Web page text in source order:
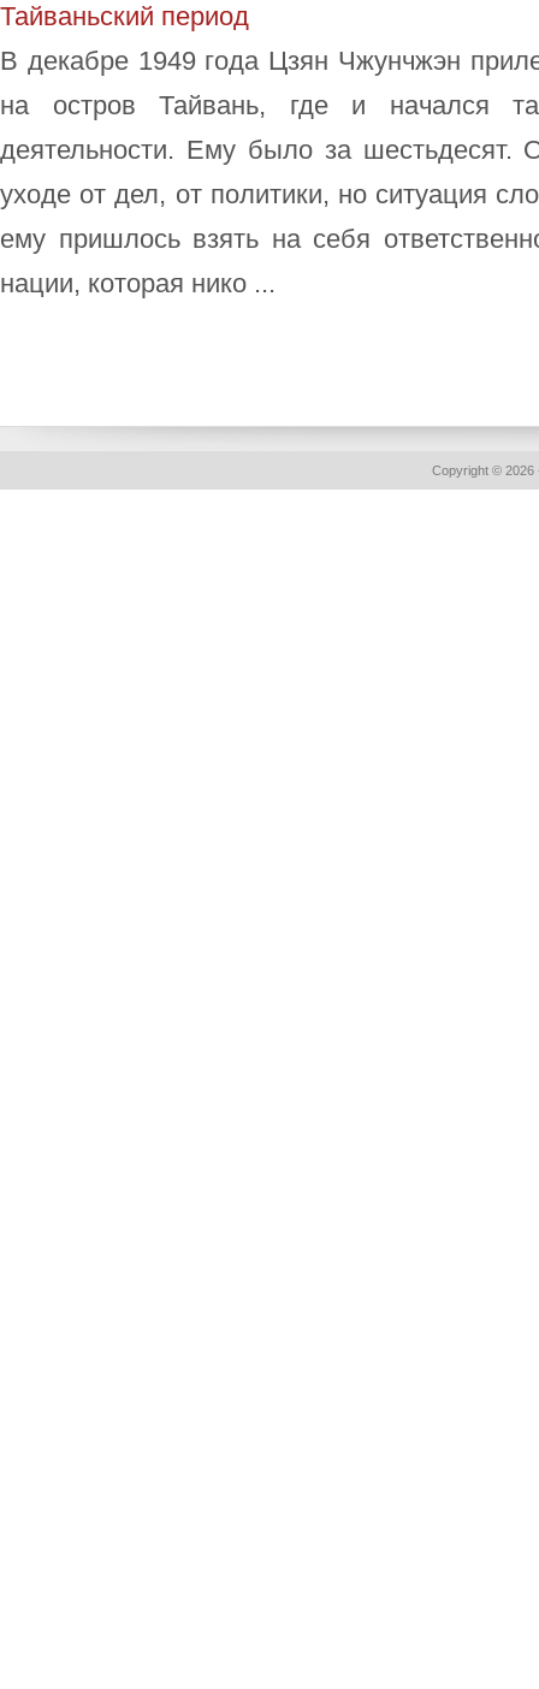
Тайваньский период
В декабре 1949 года Цзян Чжунчжэн
на остров Тайвань, где и начался
деятельности. Ему было за
уходе от дел, от политики, но ситуация
ему пришлось взять на себя
нации, которая нико ...
Copyright © 2026